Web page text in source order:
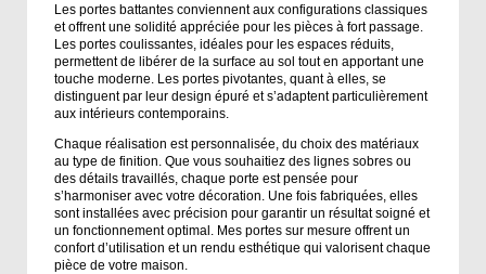
Les portes battantes conviennent aux configurations classiques
et offrent une solidité appréciée pour les pièces à fort passage.
Les portes coulissantes, idéales pour les espaces réduits,
permettent de libérer de la surface au sol tout en apportant une
touche moderne. Les portes pivotantes, quant à elles, se
distinguent par leur design épuré et s’adaptent particulièrement
aux intérieurs contemporains.
Chaque réalisation est personnalisée, du choix des matériaux
au type de finition. Que vous souhaitiez des lignes sobres ou
des détails travaillés, chaque porte est pensée pour
s’harmoniser avec votre décoration. Une fois fabriquées, elles
sont installées avec précision pour garantir un résultat soigné et
un fonctionnement optimal. Mes portes sur mesure offrent un
confort d’utilisation et un rendu esthétique qui valorisent chaque
pièce de votre maison.